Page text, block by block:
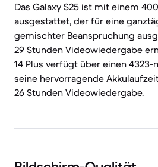
Das Galaxy S25 ist mit einem
ausgestattet, der für eine
gemischter Beanspruchung
29 Stunden Videowiedergabe
14 Plus verfügt über einen
seine hervorragende
26 Stunden Videowiedergabe.